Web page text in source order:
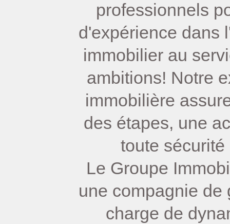
professionnels
d'expérience dans
immobilier au
ambitions! Notre
immobilière
des étapes, une
toute
Le Groupe
une compagnie de
charge de